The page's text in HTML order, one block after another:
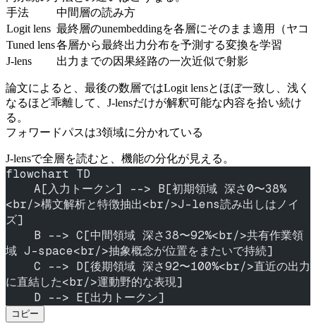
手法
中間層の読み方
Logit lens 最終層のunembeddingを各層にそのまま適用（ヤ
Tuned lens各層から最終出力分布を予測する変換を学習
J-lens
出力までの因果経路の一次近似で射影
論文によると、最後の数層ではLogit lensとほぼ一致し、浅く
なるほど乖離して、J-lensだけが解釈可能な内容を拾い続け
る。
フォワードパスは3領域に分かれている
J-lensで全層を読むと、機能の分化が見える。
flowchart TD
<br/>構文解析と特徴抽出<br/>J-lens読み出しはノイ
ズ]
域 J-space<br/>抽象概念が位置をまたいで持続]
に直結した<br/>運動野的な表現]
    D --> E[出力トークン]
コピー